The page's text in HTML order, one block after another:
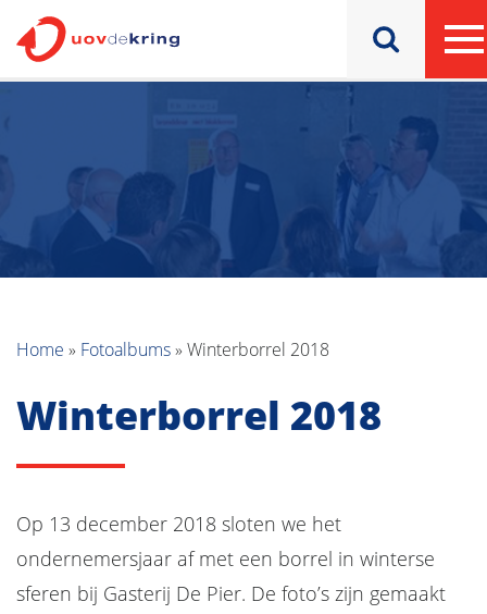
Home » Fotoalbums» Winterborrel 2018
Winterborrel 2018
Op 13 december 2018 sloten we het
ondernemersjaar af met een borrel in winterse
sferen bij Gasterij De Pier. De foto’s zijn gemaakt